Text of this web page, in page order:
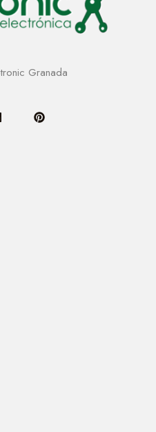
Granada